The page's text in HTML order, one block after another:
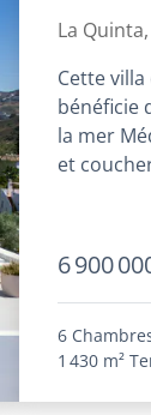
La
Cette
bénéficie
la mer
et
6 900
6
1 430 m²